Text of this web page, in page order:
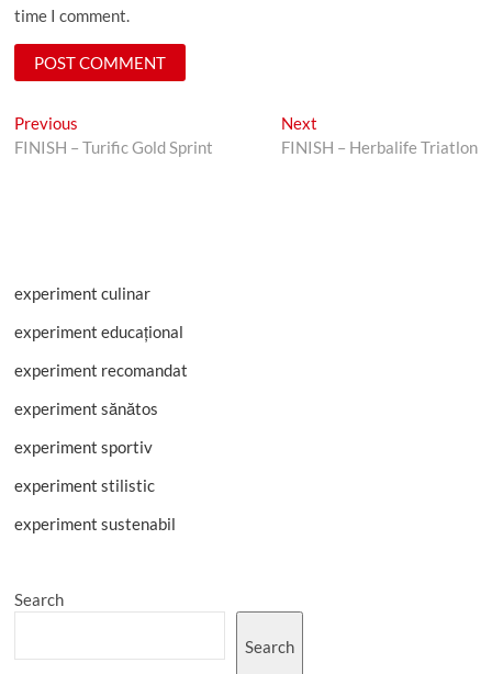
time I comment.
Post
navigation
Previous
post:
FINISH – Turific Gold Sprint
NextNext
post:
FINISH – Herbalife Triatlon
experiment culinar
experiment educațional
experiment recomandat
experiment sănătos
experiment sportiv
experiment stilistic
experiment sustenabil
Search
Search